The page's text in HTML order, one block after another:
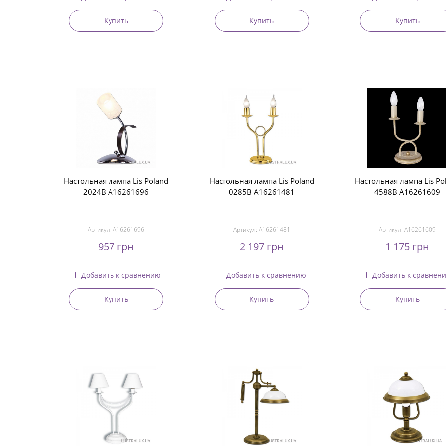
Купить Купить Купить
Настольная лампа Lis Poland
2024B A16261696
Артикул:A16261696
957 грн
Добавить к сравнению
Купить
Настольная лампа Lis Poland
0285B A16261481
Артикул: A16261481
2 197 грн
Добавить к сравнению
Купить
Настольная лампа Lis
4588B A16261609
Артикул:A16261609
1 175 грн
Добавить к
Купить